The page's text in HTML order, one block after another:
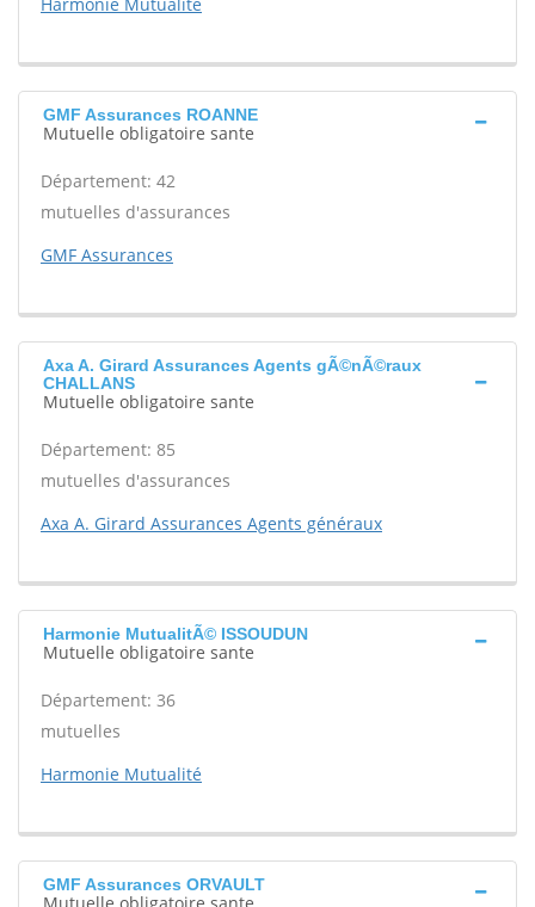
GMF Assurances ROANNE
Mutuelle obligatoire sante
Département: 42
mutuelles d'assurances
GMF Assurances
Axa A. Girard Assurances Agents gÃ©nÃ©raux
CHALLANS
Mutuelle obligatoire sante
Département: 85
mutuelles d'assurances
Axa A. Girard Assurances Agents généraux
Harmonie MutualitÃ© ISSOUDUN
Mutuelle obligatoire sante
Département: 36
mutuelles
Harmonie Mutualité
GMF Assurances ORVAULT